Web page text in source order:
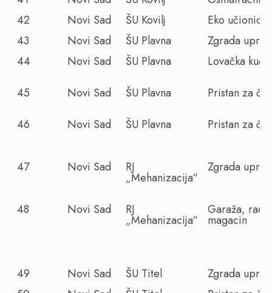
42
Novi Sad ŠU Kovilj
Eko učionica
43
Novi Sad ŠU Plavna
Zgrada
44
Novi Sad ŠU Plavna
Lovačka kuća
45
Novi Sad ŠU Plavna
Pristan za
46
Novi Sad ŠU Plavna Pristan za
47 Novi Sad RJ
„Mehanizacija“
Zgrada
48 Novi Sad RJ
„Mehanizacija“
Garaža,
magacin
49 Novi Sad ŠU Titel
Zgrada